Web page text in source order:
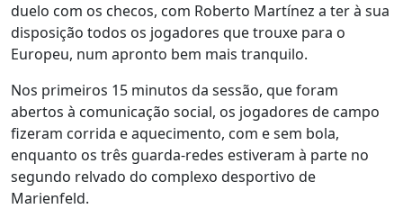
duelo com os checos, com Roberto Martínez a ter à sua
disposição todos os jogadores que trouxe para o
Europeu, num apronto bem mais tranquilo.
Nos primeiros 15 minutos da sessão, que foram
abertos à comunicação social, os jogadores de campo
fizeram corrida e aquecimento, com e sem bola,
enquanto os três guarda-redes estiveram à parte no
segundo relvado do complexo desportivo de
Marienfeld.